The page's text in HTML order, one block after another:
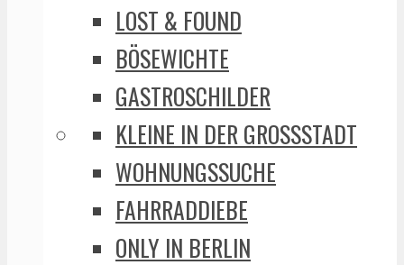
LOST & FOUND
BÖSEWICHTE
GASTROSCHILDER
KLEINE IN DER GROSSSTADT
WOHNUNGSSUCHE
FAHRRADDIEBE
ONLY IN BERLIN